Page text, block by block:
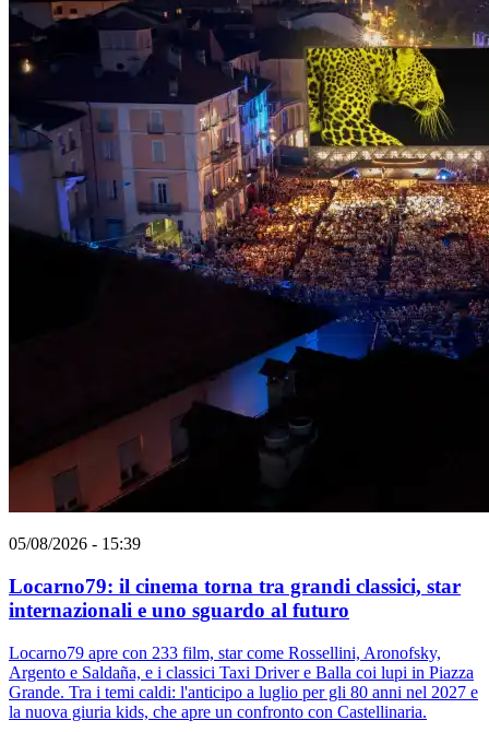
05/08/2026 - 15:39
Locarno79: il cinema torna tra grandi classici, star
internazionali e uno sguardo al futuro
Locarno79 apre con 233 film, star come Rossellini, Aronofsky,
Argento e Saldaña, e i classici Taxi Driver e Balla coi lupi in Piazza
Grande. Tra i temi caldi: l'anticipo a luglio per gli 80 anni nel 2027 e
la nuova giuria kids, che apre un confronto con Castellinaria.